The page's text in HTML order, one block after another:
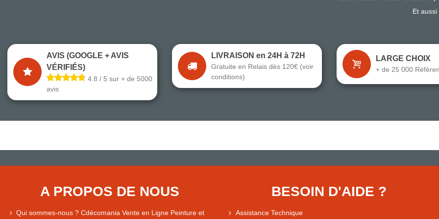
Et
AVIS (GOOGLE + AVIS
VÉRIFIÉS)
4.8 / 5 sur + de 5000
avis
LIVRAISON en 24H à 72H
Gratuite en Relais dès 120€ (voir
conditions)
LARGE CHOIX
+ de 25 000
A PROPOS DE NOUS
Qui sommes-nous ? Cdécomania Vente en Ligne Peinture et
BESOIN D'AIDE ?
Assistance Technique